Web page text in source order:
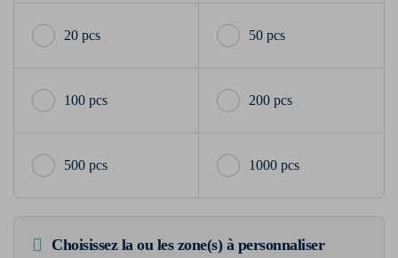
20 pcs 50 pcs
100 pcs 200 pcs
500 pcs 1000 pcs
Choisissez la ou les zone(s) à personnaliser